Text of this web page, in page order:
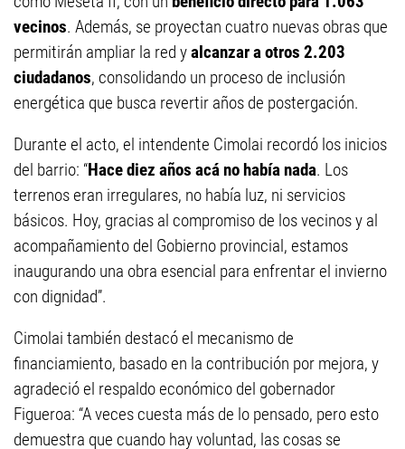
vecinos. Además, se proyectan cuatro nuevas obras que
permitirán ampliar la red yalcanzar a otros 2.203
ciudadanos, consolidando un proceso de inclusión
energética que busca revertir años de postergación.
Durante el acto, el intendente Cimolai recordó los inicios
del barrio: “Hace diez años acá no había nada. Los
terrenos eran irregulares, no había luz, ni servicios
básicos. Hoy, gracias al compromiso de los vecinos y al
acompañamiento del Gobierno provincial, estamos
inaugurando una obra esencial para enfrentar el invierno
con dignidad”.
Cimolai también destacó el mecanismo de
financiamiento, basado en la contribución por mejora, y
agradeció el respaldo económico del gobernador
Figueroa: “A veces cuesta más de lo pensado, pero esto
demuestra que cuando hay voluntad, las cosas se